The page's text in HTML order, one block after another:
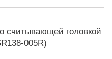
считывающей головкой
005R)